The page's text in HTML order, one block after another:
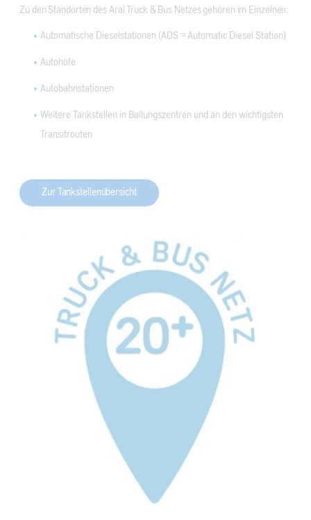
Zu den Standorten des Aral Truck & Bus Netzes gehören im Einzelnen:
Automatische Dieselstationen (ADS = Automatic Diesel Station)
Autohöfe
Autobahnstationen
Weitere Tankstellen in Ballungszentren und an den wichtigsten
Transitrouten
Zur Tankstellenübersicht